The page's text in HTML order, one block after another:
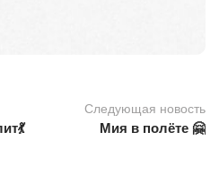
Следующая новость
Мия в полёте 🤗